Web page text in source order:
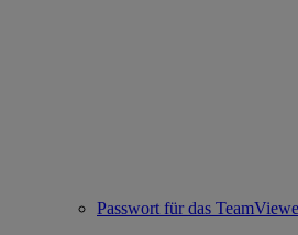
Passwort für das